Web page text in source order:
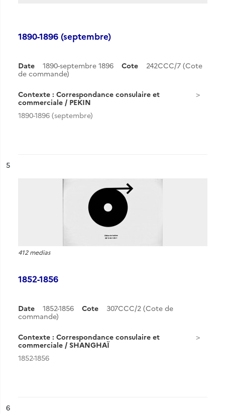
1890-1896 (septembre)
Date 1890-septembre 1896 Cote
242CCC/7 (Cote
de commande)
Contexte : Correspondance consulaire et
commerciale / PEKIN
1890-1896 (septembre)
n°
5
412 medias
1852-1856
Date 1852-1856 Cote
307CCC/2 (Cote de
commande)
Contexte : Correspondance consulaire et
commerciale / SHANGHAÏ
1852-1856
n°
6